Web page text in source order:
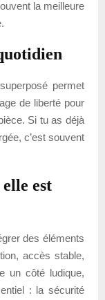
la meilleure
permet
de liberté pour
Si tu as déjà
c’est souvent
est
des éléments
accès stable,
un côté ludique,
: la sécurité